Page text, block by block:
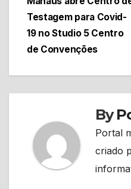
de
Post
Testagem para Covid-
19 no Studio 5 Centro
de Convenções
By
Portal
criado